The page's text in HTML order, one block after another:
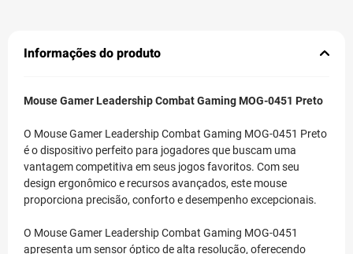
Informações do produto
Mouse Gamer Leadership Combat Gaming MOG-0451 Preto
O Mouse Gamer Leadership Combat Gaming MOG-0451 Preto
é o dispositivo perfeito para jogadores que buscam uma
vantagem competitiva em seus jogos favoritos. Com seu
design ergonômico e recursos avançados, este mouse
proporciona precisão, conforto e desempenho excepcionais.
O Mouse Gamer Leadership Combat Gaming MOG-0451
apresenta um sensor óptico de alta resolução, oferecendo